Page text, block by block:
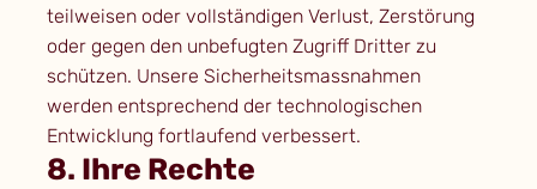
teilweisen oder vollständigen Verlust, Zerstörung
oder gegen den unbefugten Zugriff Dritter zu
schützen. Unsere Sicherheitsmassnahmen
werden entsprechend der technologischen
Entwicklung fortlaufend verbessert.
8. Ihre Rechte